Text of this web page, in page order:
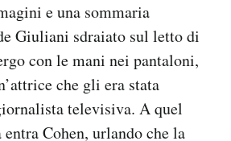
e una sommaria
Giuliani sdraiato sul letto di
con le mani nei pantaloni,
che gli era stata
televisiva. A quel
Cohen, urlando che la